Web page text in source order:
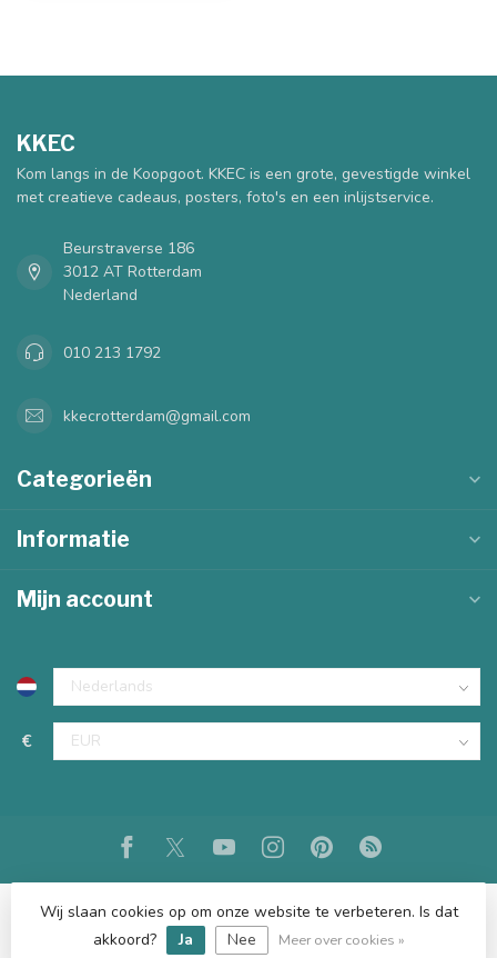
KKEC
Kom langs in de Koopgoot. KKEC is een grote, gevestigde winkel
met creatieve cadeaus, posters, foto's en een inlijstservice.
Beurstraverse 186
3012 AT Rotterdam
Nederland
010 213 1792
kkecrotterdam@gmail.com
Categorieën
Informatie
Mijn account
€
© Copyright 2026 KKEC
Wij slaan cookies op om onze website te verbeteren. Is dat
akkoord?
Ja Nee Meer over cookies »